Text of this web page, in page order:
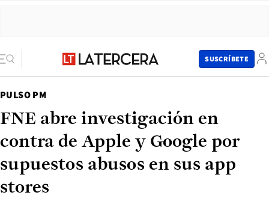
SUSCRÍBETE
PULSO PM
FNE abre investigación en
contra de Apple y Google por
supuestos abusos en sus app
stores